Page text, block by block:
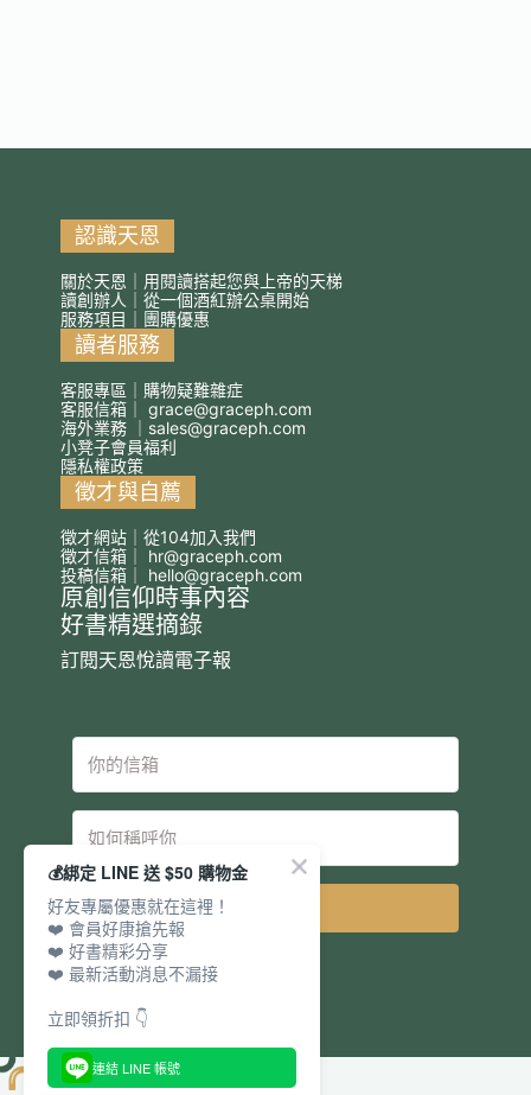
認識天恩
關於天恩｜用閱讀搭起您與上帝的天梯
讀創辦人｜從一個酒紅辦公桌開始
服務項目｜團購優惠
讀者服務
客服專區｜購物疑難雜症
客服信箱｜ grace@graceph.com
海外業務 ｜ sales@graceph.com
小凳子會員福利
隱私權政策
徵才與自薦
徵才網站｜從104加入我們
徵才信箱｜ hr@graceph.com
投稿信箱｜ hello@graceph.com
原創信仰時事內容
好書精選摘錄
訂閱天恩悅讀電子報
💰綁定 LINE 送 $50 購物金
好友專屬優惠就在這裡！
❤️ 會員好康搶先報
❤️ 好書精彩分享
❤️ 最新活動消息不漏接
立即領折扣 👇
連結 LINE 帳號